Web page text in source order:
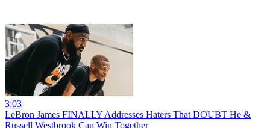
3:03
LeBron James FINALLY Addresses Haters That DOUBT He &
Russell Westbrook Can Win Together